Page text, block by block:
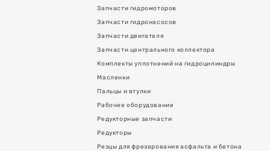
Запчасти гидромоторов
Запчасти гидронасосов
Запчасти двигателя
Запчасти центрального коллектора
Комплекты уплотнений на гидроцилиндры
Масленки
Пальцы и втулки
Рабочее оборудование
Редукторные запчасти
Редукторы
Резцы для фрезерования асфальта и бетона